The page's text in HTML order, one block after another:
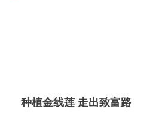
种植金线莲 走出致富路